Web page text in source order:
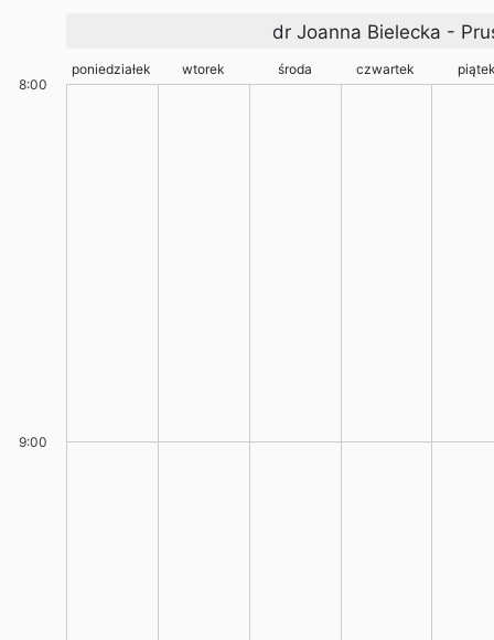
dr Joanna Bielecka -
8:00
9:00
poniedziałek wtorek środa czwartek